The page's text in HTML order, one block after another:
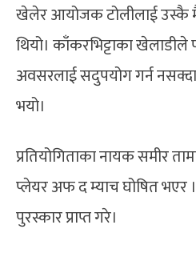
खेलेर आयोजक टोलीलाई उस्कै
थियो। काँकरभिट्टाका
अवसरलाई सदुपयोग गर्न
भयो।
प्रतियोगिताका नायक समीर
प्लेयर अफ द म्याच घोषित भएर
पुरस्कार प्राप्त गरे।